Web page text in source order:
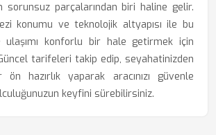
sorunsuz parçalarından biri haline gelir.
konumu ve teknolojik altyapısı ile bu
ulaşımı konforlu bir hale getirmek için
tarifeleri takip edip, seyahatinizden
hazırlık yaparak aracınızı güvenle
keyfini sürebilirsiniz.